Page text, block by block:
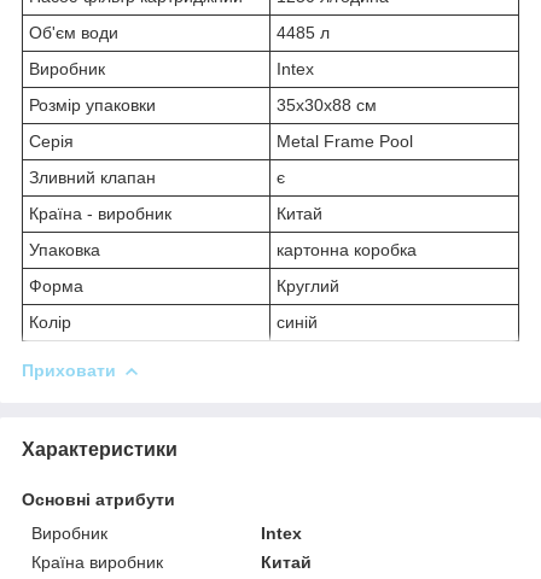
Об'єм води
4485 л
Виробник
Intex
Розмір упаковки
35x30x88 см
Серія
Metal Frame Pool
Зливний клапан
є
Країна - виробник
Китай
Упаковка
картонна коробка
Форма
Круглий
Колір
синій
Приховати
Характеристики
Основні атрибути
Виробник
Intex
Країна виробник
Китай